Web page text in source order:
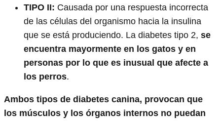
TIPO II: Causada por una respuesta incorrecta
de las células del organismo hacia la insulina
que se está produciendo. La diabetes tipo 2, se
encuentra mayormente en los gatos y en
personas por lo que es inusual que afecte a
los perros.
Ambos tipos de diabetes canina, provocan que
los músculos y los órganos internos no puedan